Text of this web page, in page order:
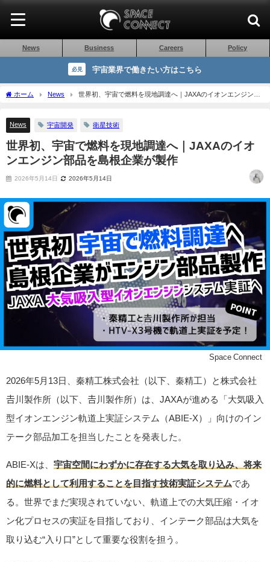
News Business Careers Policy
必見 宇宙業界で働きたい方はこちら
ホーム News
世界初、宇宙で燃料を現地調達へ｜JAXAのイオンエンジン部
News 宇宙開発 衛星技術
世界初、宇宙で燃料を現地調達へ｜JAXAのイオ
ンエンジン部品を島根企業が製作
2026年5月14日 2026年5月14日
©Space Connect
2026年5月13日、秦精工株式会社（以下、秦精工）と株式会社
𠮷川製作所（以下、𠮷川製作所）は、JAXAが進める「大気吸入
型イオンエンジン軌道上実証システム（ABIE-X）」向けのイン
テーク部品加工を担当したことを発表した。
ABIE-Xは、 宇宙空間にわずかに存在する大気を取り込み、将来
的に燃料として利用することを目指す技術実証システムであ
る。世界でまだ実現されていない、軌道上での大気圧縮・イオ
ン化プロセスの実証を目指しており、インテーク部品は大気を
取り込む“入り口”として重要な役割を担う。